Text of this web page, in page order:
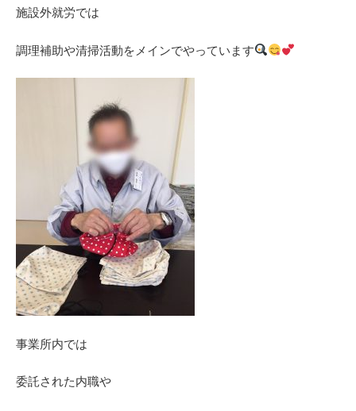
施設外就労では
調理補助や清掃活動をメインでやっています
事業所内では
委託された内職や